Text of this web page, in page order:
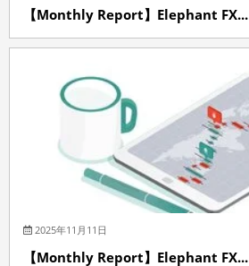
【Monthly Report】Elephant FX...
2025年11月11日
【Monthly Report】Elephant FX...